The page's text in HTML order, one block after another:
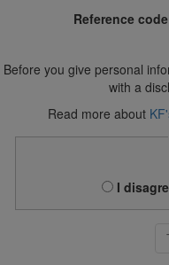
Reference
Before you give personal
with a
Read more about
I